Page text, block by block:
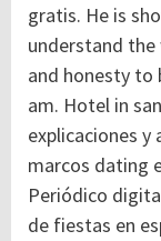
gratis. He is
understand
and honesty to
am. Hotel in
explicaciones
marcos dating
Periódico
de fiestas en